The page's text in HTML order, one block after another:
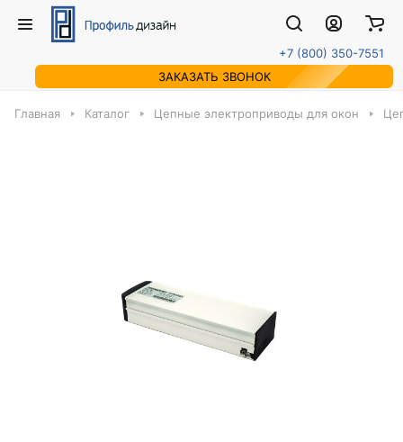
+7 (800) 350-7551
ЗАКАЗАТЬ ЗВОНОК
Главная Каталог Цепные электроприводы для окон